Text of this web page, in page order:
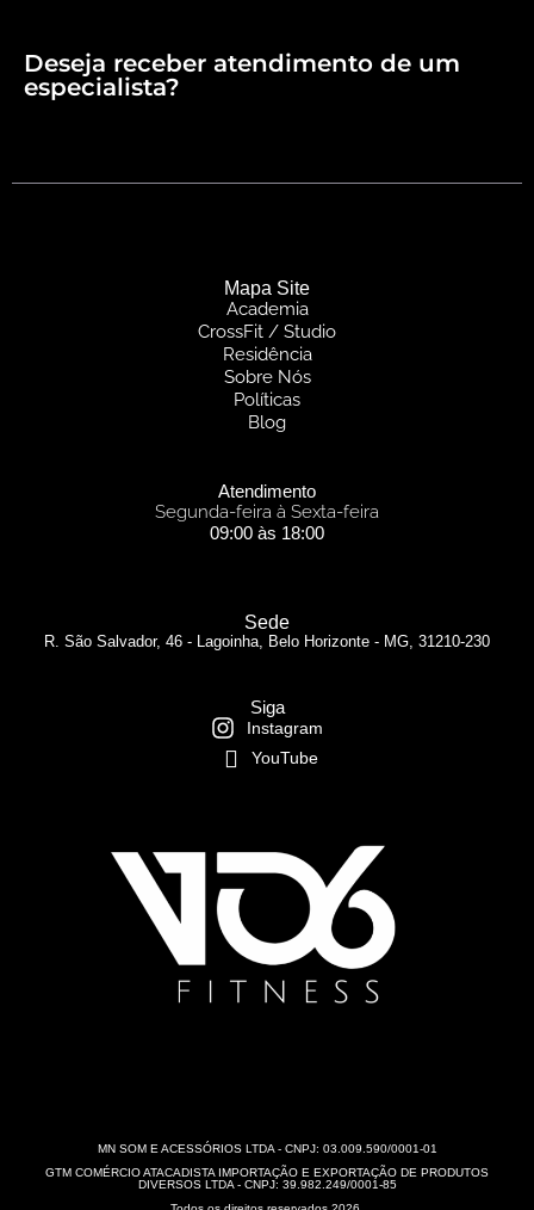
Deseja receber atendimento de um
especialista?
Mapa Site
Academia
CrossFit / Studio
Residência
Sobre Nós
Políticas
Blog
Atendimento
Segunda-feira à Sexta-feira
09:00 às 18:00
Sede
R. São Salvador, 46 - Lagoinha, Belo Horizonte - MG, 31210-230
Siga
Instagram
YouTube
MN SOM E ACESSÓRIOS LTDA - CNPJ: 03.009.590/0001-01
GTM COMÉRCIO ATACADISTA IMPORTAÇÃO E EXPORTAÇÃO DE PRODUTOS
DIVERSOS LTDA - CNPJ: 39.982.249/0001-85